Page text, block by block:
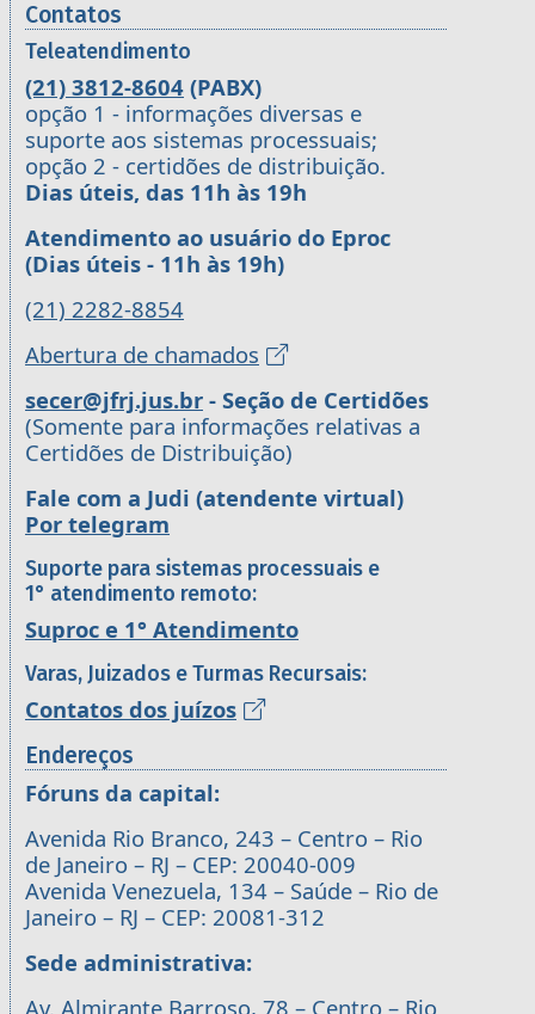
Contatos
Teleatendimento
(21) 3812-8604 (PABX)
opção 1 - informações diversas e
suporte aos sistemas processuais;
opção 2 - certidões de distribuição.
Dias úteis, das 11h às 19h
Atendimento ao usuário do Eproc
(Dias úteis - 11h às 19h)
(21) 2282-8854
Abertura de chamados
secer@jfrj.jus.br - Seção de Certidões
(Somente para informações relativas a
Certidões de Distribuição)
Fale com a Judi (atendente virtual)
Por telegram
Suporte para sistemas processuais e
1° atendimento remoto:
Suproc e 1° Atendimento
Varas, Juizados e Turmas Recursais:
Contatos dos juízos
Endereços
Fóruns da capital:
Avenida Rio Branco, 243 – Centro – Rio
de Janeiro – RJ – CEP: 20040-009
Avenida Venezuela, 134 – Saúde – Rio de
Janeiro – RJ – CEP: 20081-312
Sede administrativa:
Av. Almirante Barroso, 78 – Centro – Rio